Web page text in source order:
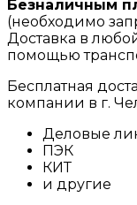
Безналичным
(необходимо
Доставка в
помощью
Бесплатная
компании в г.
Деловые
ПЭК
КИТ
и другие